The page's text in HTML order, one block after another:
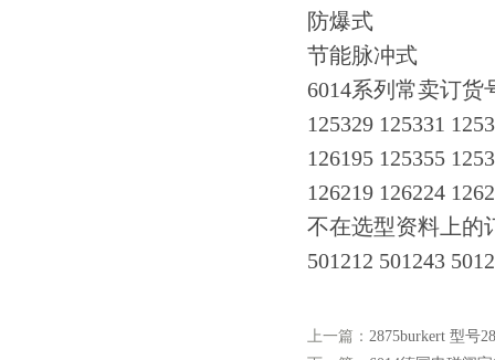
防爆式
节能脉冲式
6014系列常卖订货
125329 125331
126195 125355
126219 126224
不在选型资料上的
501212 501243
上一篇： 2875burkert 型号